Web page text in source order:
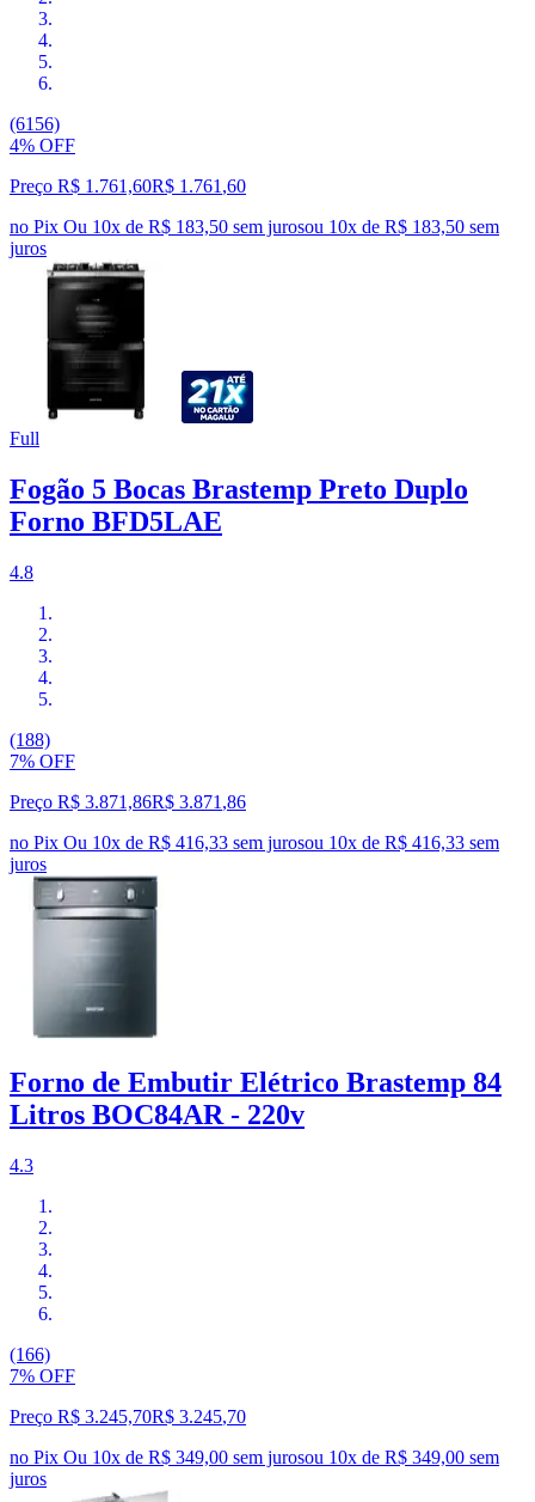
(6156)
4% OFF
Preço R$ 1.761,60R$ 1.761 ,60
no Pix Ou 10x de R$ 183,50 sem jurosou 10x de R$ 183,50 sem
juros
Full
Fogão 5 Bocas Brastemp Preto Duplo
Forno BFD5LAE
4.8
(188)
7% OFF
Preço R$ 3.871,86R$ 3.871 ,86
no Pix Ou 10x de R$ 416,33 sem jurosou 10x de R$ 416,33 sem
juros
Forno de Embutir Elétrico Brastemp 84
Litros BOC84AR - 220v
4.3
(166)
7% OFF
Preço R$ 3.245,70R$ 3.245,70
no Pix Ou 10x de R$ 349,00 sem jurosou 10x de R$ 349,00 sem
juros